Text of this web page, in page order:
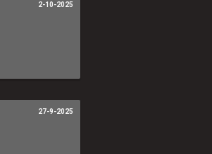
2-10-2025
27-9-2025